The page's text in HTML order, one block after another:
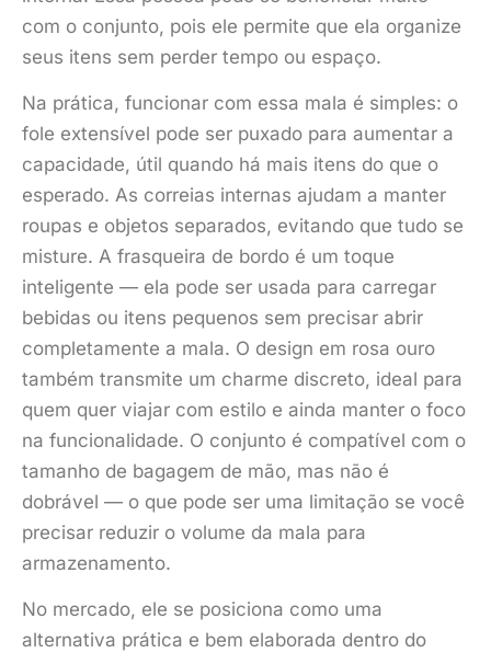
com o conjunto, pois ele permite que ela organize
seus itens sem perder tempo ou espaço.
Na prática, funcionar com essa mala é simples: o
fole extensível pode ser puxado para aumentar a
capacidade, útil quando há mais itens do que o
esperado. As correias internas ajudam a manter
roupas e objetos separados, evitando que tudo se
misture. A frasqueira de bordo é um toque
inteligente — ela pode ser usada para carregar
bebidas ou itens pequenos sem precisar abrir
completamente a mala. O design em rosa ouro
também transmite um charme discreto, ideal para
quem quer viajar com estilo e ainda manter o foco
na funcionalidade. O conjunto é compatível com o
tamanho de bagagem de mão, mas não é
dobrável — o que pode ser uma limitação se você
precisar reduzir o volume da mala para
armazenamento.
No mercado, ele se posiciona como uma
alternativa prática e bem elaborada dentro do